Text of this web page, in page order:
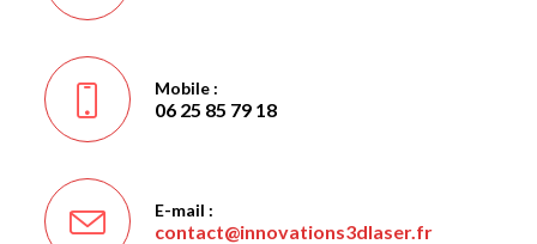
Mobile :
06 25 85 79 18
E-mail :
contact@innovations3dlaser.frS’ouvre